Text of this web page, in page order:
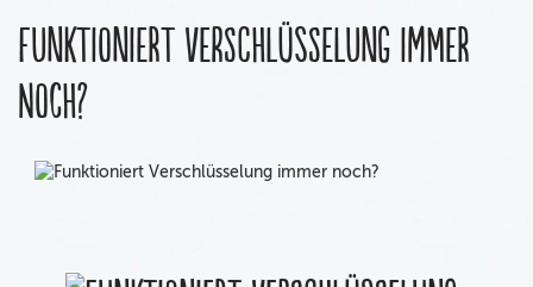
Funktioniert Verschlüsselung immer
noch?